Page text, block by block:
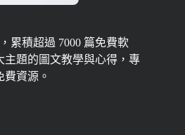
累積超過 7000 篇免費軟
主題的圖文教學與心得，專
資源。